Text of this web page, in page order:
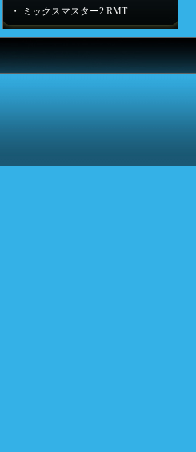
・ ミックスマスター2 RMT